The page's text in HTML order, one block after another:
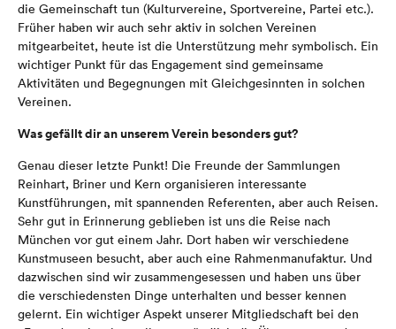
die Gemeinschaft tun (Kulturvereine, Sportvereine, Partei etc.).
Früher haben wir auch sehr aktiv in solchen Vereinen
mitgearbeitet, heute ist die Unterstützung mehr symbolisch. Ein
wichtiger Punkt für das Engagement sind gemeinsame
Aktivitäten und Begegnungen mit Gleichgesinnten in solchen
Vereinen.
Was gefällt dir an unserem Verein besonders gut?
Genau dieser letzte Punkt! Die Freunde der Sammlungen
Reinhart, Briner und Kern organisieren interessante
Kunstführungen, mit spannenden Referenten, aber auch Reisen.
Sehr gut in Erinnerung geblieben ist uns die Reise nach
München vor gut einem Jahr. Dort haben wir verschiedene
Kunstmuseen besucht, aber auch eine Rahmenmanufaktur. Und
dazwischen sind wir zusammengesessen und haben uns über
die verschiedensten Dinge unterhalten und besser kennen
gelernt. Ein wichtiger Aspekt unserer Mitgliedschaft bei den